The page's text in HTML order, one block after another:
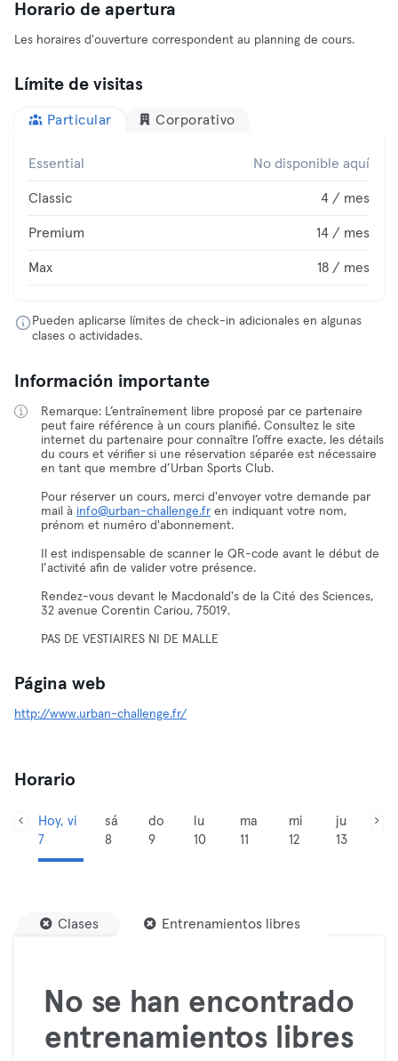
Horario de apertura
Les horaires d'ouverture correspondent au planning de cours.
Límite de visitas
Particular Corporativo
Essential No disponible aquí
Classic 4 / mes
Premium 14 / mes
Max 18 / mes
Pueden aplicarse límites de check-in adicionales en algunas
clases o actividades.
Información importante
Remarque: L’entraînement libre proposé par ce partenaire
peut faire référence à un cours planifié. Consultez le site
internet du partenaire pour connaître l’offre exacte, les détails
du cours et vérifier si une réservation séparée est nécessaire
en tant que membre d’Urban Sports Club.
Pour réserver un cours, merci d'envoyer votre demande par
mail à info@urban-challenge.fren indiquant votre nom,
prénom et numéro d'abonnement.
Il est indispensable de scanner le QR-code avant le début de
l’activité afin de valider votre présence.
Rendez-vous devant le Macdonald's de la Cité des Sciences,
32 avenue Corentin Cariou, 75019.
PAS DE VESTIAIRES NI DE MALLE
Página web
http://www.urban-challenge.fr/
Horario
Hoy, vi
7
sá
8
do
9
lu
10
ma
11
mi
12
ju
13
Clases Entrenamientos libres
No se han encontrado
entrenamientos libres